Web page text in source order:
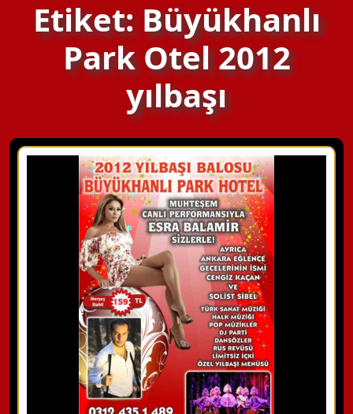
Etiket: Büyükhanlı
Park Otel 2012
yılbaşı